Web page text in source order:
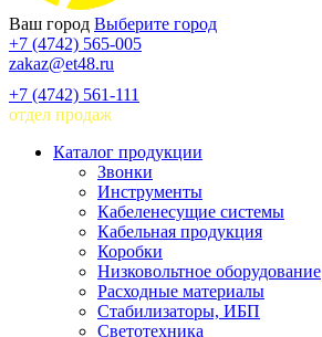
Ваш город Выберите город
+7 (4742) 565-005
zakaz@et48.ru
+7 (4742) 561-111
отдел продаж
Каталог продукции
Звонки
Инструменты
Кабеленесущие системы
Кабельная продукция
Коробки
Низковольтное оборудование
Расходные материалы
Стабилизаторы, ИБП
Светотехника